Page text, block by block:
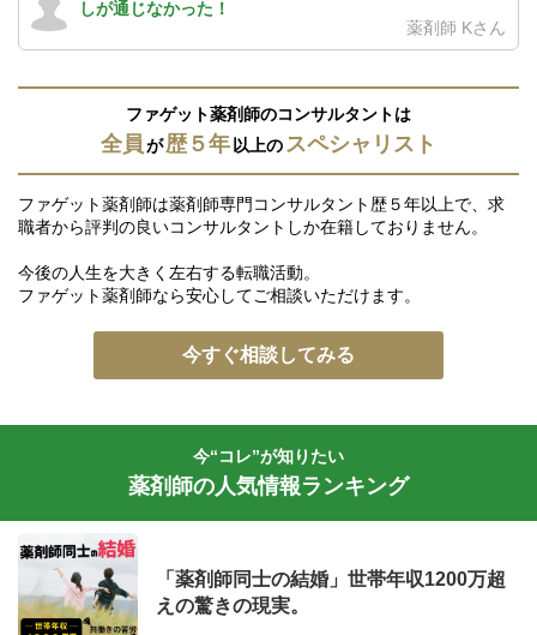
しが通じなかった！
薬剤師 Kさん
ファゲット薬剤師のコンサルタントは
全員が歴５年 以上の スペシャリスト
ファゲット薬剤師は薬剤師専門コンサルタント歴５年以上で、求
職者から評判の良いコンサルタントしか在籍しておりません。
今後の人生を大きく左右する転職活動。
ファゲット薬剤師なら安心してご相談いただけます。
今すぐ相談してみる
今“コレ”が知りたい
薬剤師の人気情報ランキング
「薬剤師同士の結婚」世帯年収1200万超
えの驚きの現実。